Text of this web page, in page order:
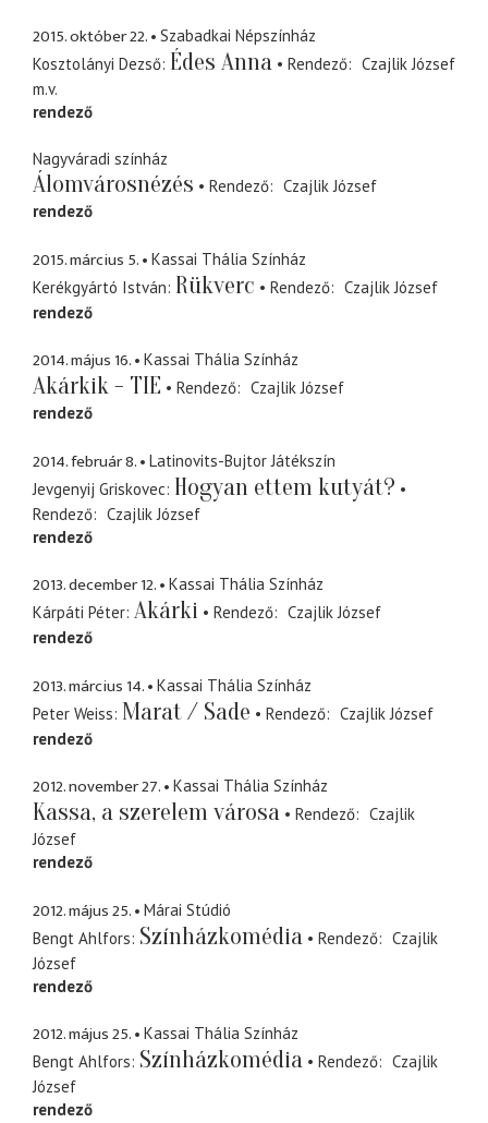
2015. október 22.
Szabadkai Népszínház
Kosztolányi Dezső Édes Anna Rendező
Czajlik József
m.v.
rendező
Nagyváradi színház
Álomvárosnézés Rendező
Czajlik József
rendező
2015. március 5.
Kassai Thália Színház
Kerékgyártó István Rükverc Rendező
Czajlik József
rendező
2014. május 16. Kassai Thália Színház
Akárkik - TIE Rendező
Czajlik József
rendező
2014. február 8.
Latinovits-Bujtor Játékszín
Jevgenyij Griskovec Hogyan ettem kutyát?
Rendező
Czajlik József
rendező
2013. december 12.
Kassai Thália Színház
Kárpáti Péter Akárki Rendező
Czajlik József
rendező
2013. március 14.
Kassai Thália Színház
Peter Weiss Marat / Sade Rendező
Czajlik József
rendező
2012. november 27. Kassai Thália Színház
Kassa, a szerelem városa Rendező
Czajlik
József
rendező
2012. május 25.
Márai Stúdió
Bengt Ahlfors Színházkomédia Rendező
Czajlik
József
rendező
2012. május 25.
Kassai Thália Színház
Bengt Ahlfors Színházkomédia Rendező
Czajlik
József
rendező